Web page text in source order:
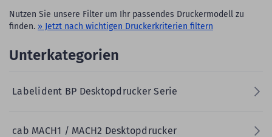
Nutzen Sie unsere Filter um Ihr passendes Druckermodell zu
finden. » Jetzt nach wichtigen Druckerkriterien filtern
Unterkategorien
Labelident BP Desktopdrucker Serie
cab MACH1 / MACH2 Desktopdrucker